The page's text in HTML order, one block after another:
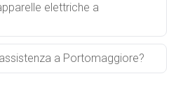
elettriche a
a Portomaggiore?